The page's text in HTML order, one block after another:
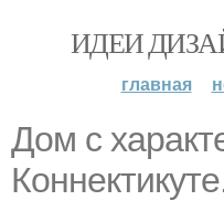
ИДЕИ
главная
Дом с